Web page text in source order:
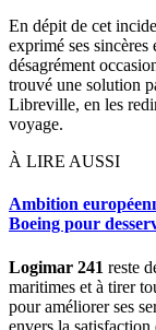
En dépit de cet
exprimé ses sincères
désagrément
trouvé une solution
Libreville, en les
voyage.
À LIRE AUSSI
Ambition
Boeing pour
Logimar 241 reste
maritimes et à tirer
pour améliorer ses
envers la satisfaction